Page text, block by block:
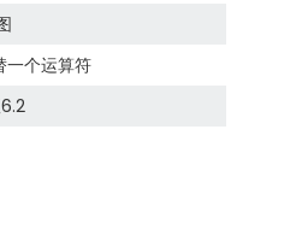
一个运算符